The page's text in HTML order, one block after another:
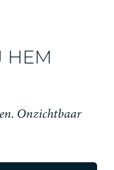
HEM
Onzichtbaar